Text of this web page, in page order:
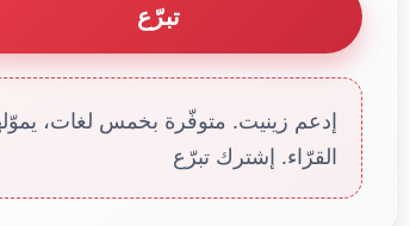
تبرّع
إدعم زينيت. متوفّرة بخمس لغات،
القرّاء. إشترك تبرّع